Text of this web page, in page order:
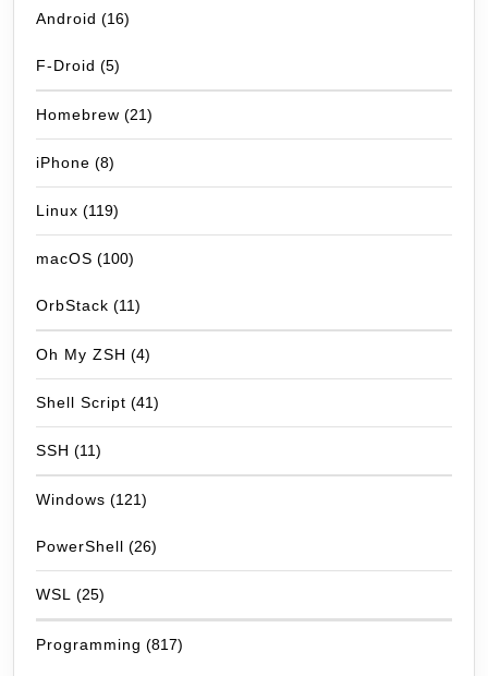
Android (16)
F-Droid (5)
Homebrew (21)
iPhone (8)
Linux (119)
macOS (100)
OrbStack (11)
Oh My ZSH (4)
Shell Script (41)
SSH (11)
Windows (121)
PowerShell (26)
WSL (25)
Programming (817)